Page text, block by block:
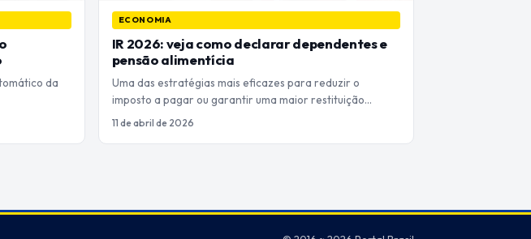
da
ECONOMIA
IR 2026: veja como declarar dependentes e
pensão alimentícia
Uma das estratégias mais eficazes para reduzir o
imposto a pagar ou garantir uma maior restituição…
11 de abril de 2026